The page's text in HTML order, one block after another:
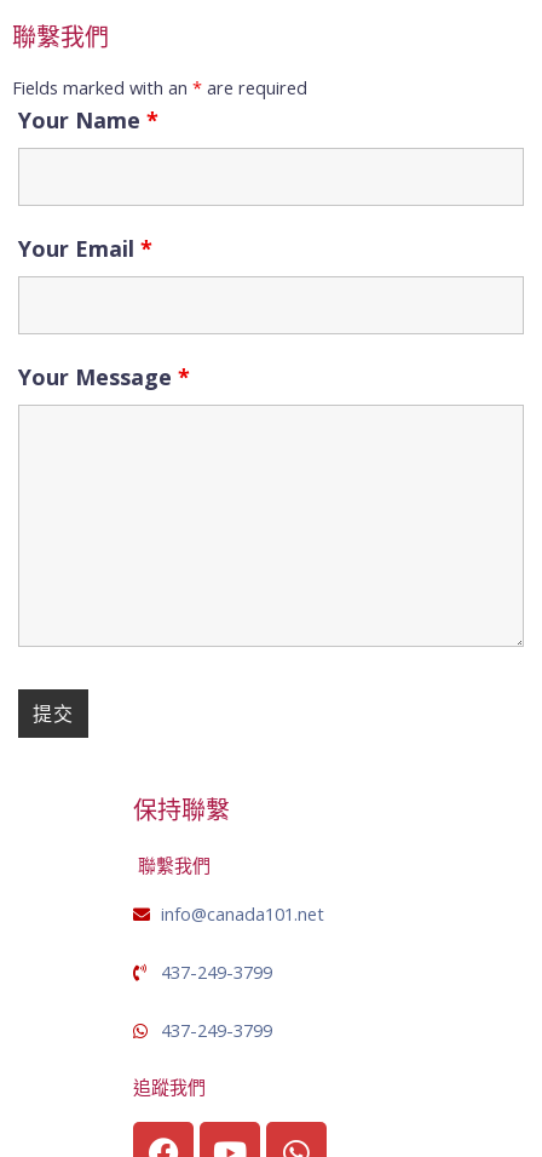
聯繫我們
Fields marked with an * are required
Your Name *
Your Email *
Your Message *
保持聯繫
聯繫我們
info@canada101.net
437-249-3799
437-249-3799
追蹤我們